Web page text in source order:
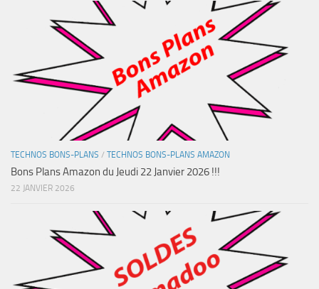
TECHNOS BONS-PLANS / TECHNOS BONS-PLANS AMAZON
Bons Plans Amazon du Jeudi 22 Janvier 2026 !!!
22 JANVIER 2026